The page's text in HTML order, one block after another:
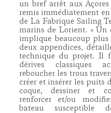
un bref arrêt aux
remis immédiatement
de La Fabrique Sailing
marins de Lorient. « Un
implique beaucoup
deux appendices,
technique du projet. Il
dérives classiques
reboucher les trous
créer et insérer les puits
coque, dessiner et
renforcer et/ou
bateau susceptible